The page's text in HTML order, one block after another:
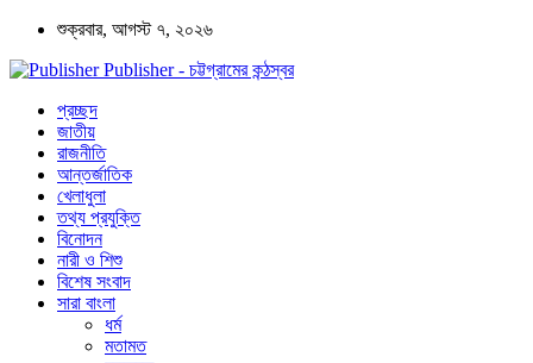
শুক্রবার, আগস্ট ৭, ২০২৬
Publisher - চট্টগ্রামের কন্ঠস্বর
প্রচ্ছদ
জাতীয়
রাজনীতি
আন্তর্জাতিক
খেলাধুলা
তথ্য প্রযুক্তি
বিনোদন
নারী ও শিশু
বিশেষ সংবাদ
সারা বাংলা
ধর্ম
মতামত